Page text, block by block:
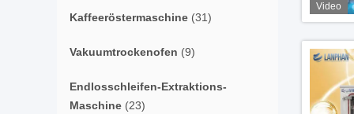
Kaffeeröstermaschine (31)
Vakuumtrockenofen (9)
Endlosschleifen-Extraktions-
Maschine (23)
Video